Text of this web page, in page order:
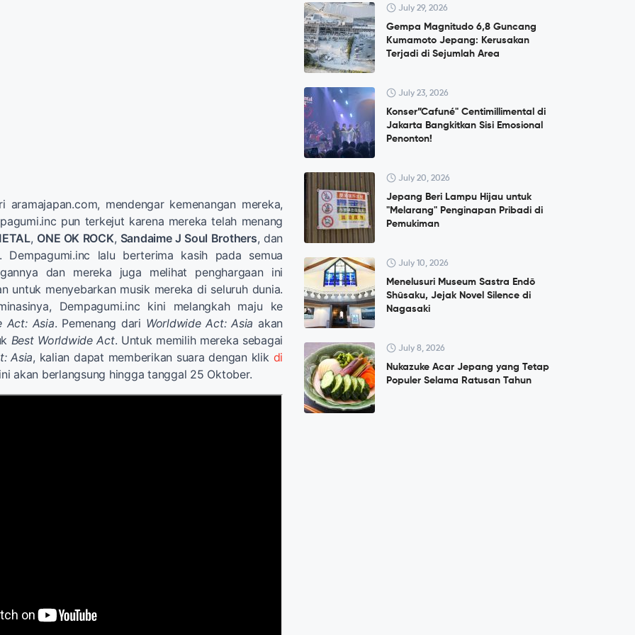
aramajapan.com, mendengar kemenangan mereka,
pun terkejut karena mereka telah menang
, ONE OK ROCK, Sandaime J Soul Brothers, dan
. Dempagumi.inc lalu berterima kasih pada semua
dan mereka juga melihat penghargaan ini
untuk menyebarkan musik mereka di seluruh dunia.
Dempagumi.inc kini melangkah maju ke
Act: Asia. Pemenang dari Worldwide Act: Asia akan
Best Worldwide Act. Untuk memilih mereka sebagai
Asia, kalian dapat memberikan suara dengan klik di
akan berlangsung hingga tanggal 25 Oktober.
July 29, 2026
Gempa Magnitudo 6,8 Guncang
Kumamoto Jepang: Kerusakan
Terjadi di Sejumlah Area
July 23, 2026
Konser”Cafuné" Centimillimental di
Jakarta Bangkitkan Sisi Emosional
Penonton!
July 20, 2026
Jepang Beri Lampu Hijau untuk
"Melarang" Penginapan Pribadi di
Pemukiman
July 10, 2026
Menelusuri Museum Sastra Endō
Shūsaku, Jejak Novel Silence di
Nagasaki
July 8, 2026
Nukazuke Acar Jepang yang Tetap
Populer Selama Ratusan Tahun